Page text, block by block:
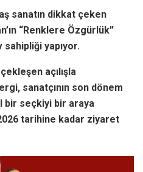
sanatın dikkat çeken
“Renklere Özgürlük”
yapıyor.
açılışla
sanatçının son dönem
bir seçkiyi bir araya
tarihine kadar ziyaret